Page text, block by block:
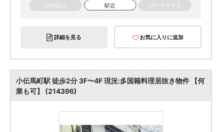
50坪以上
駅近 ロードサイド
詳細を見る お気に入りに追加
小伝馬町駅 徒歩2分 3F〜4F 現況:多国籍料理居抜き物件 【何
業も可】 (214396)